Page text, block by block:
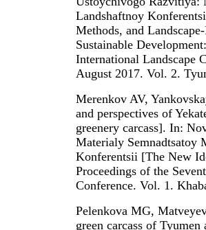
Landshaftnoy
Methods, and
Sustainable
International Landscape
August 2017. Vol. 2.
Merenkov AV,
and perspectives of
greenery carcass]. In:
Materialy Semnadtsatoy
Konferentsii [The New
Proceedings of the
Conference. Vol. 1.
Pelenkova MG,
green carcass of